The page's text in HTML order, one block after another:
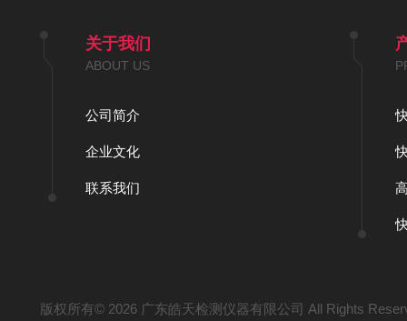
关于我们
ABOUT US
公司简介
企业文化
联系我们
版权所有© 2026 广东皓天检测仪器有限公司 All Rights